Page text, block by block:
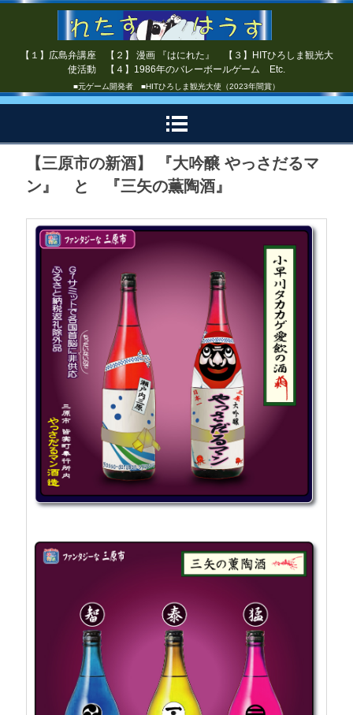
【１】広島弁講座 【２】 漫画 『はにれた』 【３】HITひろしま観光大
使活動 【４】1986年のバレーボールゲーム Etc.
■元ゲーム開発者 ■HITひろしま観光大使（2023年間賞）
【三原市の新酒】 『大吟醸 やっさだるマ
ン』 と 『三矢の薫陶酒』